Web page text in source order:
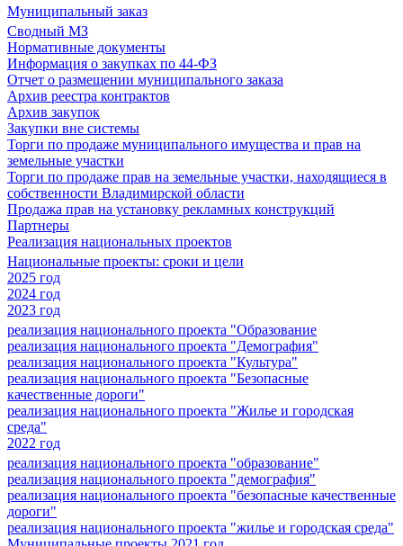
Муниципальный заказ
Сводный МЗ
Нормативные документы
Информация о закупках по 44-ФЗ
Отчет о размещении муниципального заказа
Архив реестра контрактов
Архив закупок
Закупки вне системы
Торги по продаже муниципального имущества и прав на
земельные участки
Торги по продаже прав на земельные участки, находящиеся в
собственности Владимирской области
Продажа прав на установку рекламных конструкций
Партнеры
Реализация национальных проектов
Национальные проекты: сроки и цели
2025 год
2024 год
2023 год
реализация национального проекта "Образование
реализация национального проекта "Демография"
реализация национального проекта "Культура"
реализация национального проекта "Безопасные
качественные дороги"
реализация национального проекта "Жилье и городская
среда"
2022 год
реализация национального проекта "образование"
реализация национального проекта "демография"
реализация национального проекта "безопасные качественные
дороги"
реализация национального проекта "жилье и городская среда"